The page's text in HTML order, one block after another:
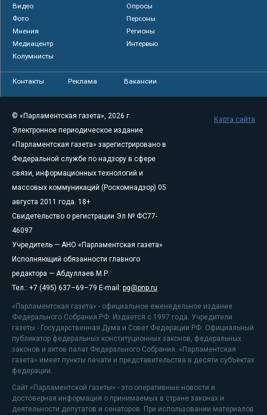
Видео
Опросы
Фото
Персоны
Мнения
Регионы
Медиацентр
Интервью
Колумнисты
Контакты Реклама Вакансии
© «Парламентская газета», 2026 г.
Электронное периодическое издание
«Парламентская газета» зарегистрировано в
Федеральной службе по надзору в сфере
связи, информационных технологий и
массовых коммуникаций (Роскомнадзор) 05
августа 2011 года. 18+
Свидетельство о регистрации Эл № ФС77-
46097
Учредитель — АНО «Парламентская газета»
Исполняющий обязанности главного
редактора — Абдуллаев М.Р.
Тел.: +7 (495) 637–69–79 E-mail: pg@pnp.ru
«Парламентская газета» - официальное еженедельное издание
Федерального Собрания РФ. Издается с 1997 года. Учредители
газеты - Государственная Дума и Совет Федерации РФ. Официальный
публикатор федеральных конституционных законов, федеральных
законов и актов палат Федерального Собрания. «Парламентская
газета» имеет пункты печати и представительства в десяти субъектах
федерации.
Сайт «Парламентской газеты» - это оперативные новости и
достоверная информация о принимаемых в стране законах и
деятельности депутатов и сенаторов. При использовании материалов
Карта сайта